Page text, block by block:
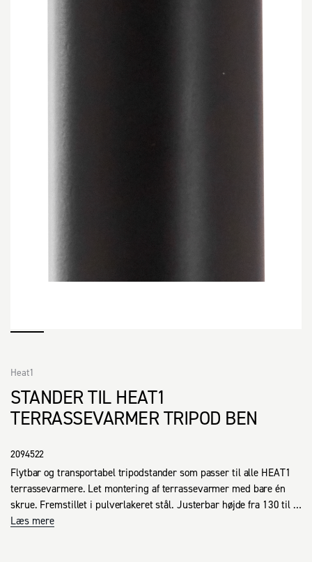
STANDER TIL HEAT1
TERRASSEVARMER TRIPOD BEN
Heat1
2094522
Flytbar og transportabel tripodstander som passer til alle HEAT1
terrassevarmere. Let montering af terrassevarmer med bare én
skrue. Fremstillet i pulverlakeret stål. Justerbar højde fra 130 til
200 cm. Kan klappes sammen så det fylder minimalt under
Læs mere